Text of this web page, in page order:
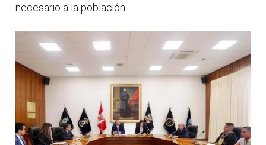
necesario a la población.